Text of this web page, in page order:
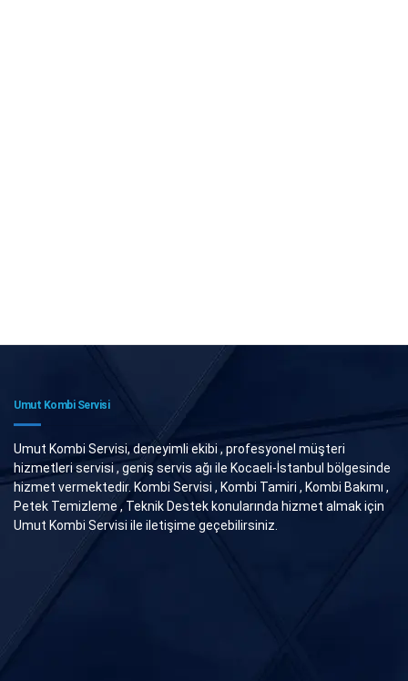
Umut Kombi Servisi
Umut Kombi Servisi, deneyimli ekibi , profesyonel müşteri
hizmetleri servisi , geniş servis ağı ile Kocaeli-İstanbul bölgesinde
hizmet vermektedir. Kombi Servisi , Kombi Tamiri , Kombi Bakımı ,
Petek Temizleme , Teknik Destek konularında hizmet almak için
Umut Kombi Servisi ile iletişime geçebilirsiniz.